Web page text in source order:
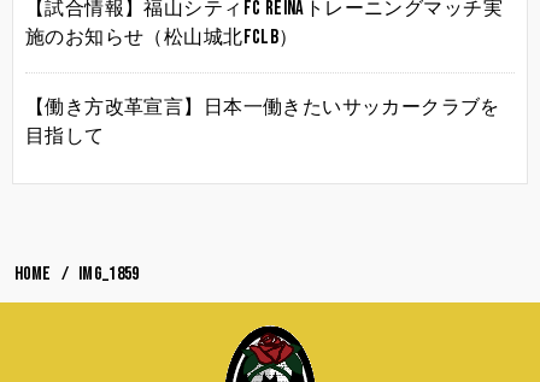
【試合情報】福山シティFC Reinaトレーニングマッチ実
施のお知らせ（松山城北FCLB）
【働き方改革宣言】日本一働きたいサッカークラブを
目指して
HOME IMG_1859